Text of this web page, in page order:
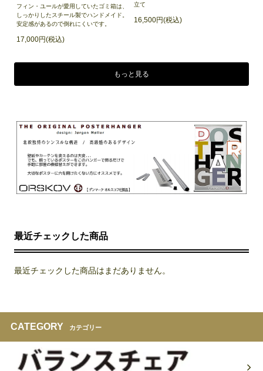
フィン・ユールが愛用していたゴミ箱は、
しっかりしたスチール製でハンドメイド。
安定感があるので倒れにくいです。
17,000円(税込)
立て
16,500円(税込)
もっと見る
最近チェックした商品
最近チェックした商品はまだありません。
CATEGORY カテゴリー